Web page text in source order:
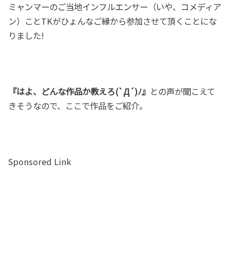
ミャンマーのご当地インフルエンサー（いや、コメディア
ン）ことTKがひょんなご縁から参加させて頂くことにな
りました!
『はよ、どんな作品か教えろ(`Д´)ﾉ』 との声が聞こえて
きそうなので、ここで作品をご紹介。
Sponsored Link